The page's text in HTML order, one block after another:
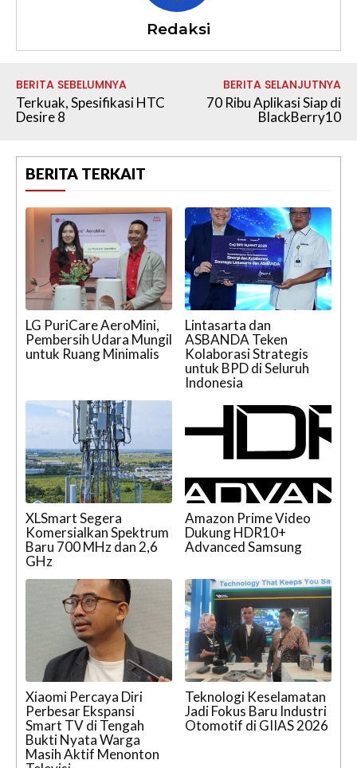
Redaksi
BERITA SEBELUMNYA
Terkuak, Spesifikasi HTC
Desire 8
BERITA SELANJUTNYA
70 Ribu Aplikasi Siap di
BlackBerry10
BERITA TERKAIT
LG PuriCare AeroMini,
Pembersih Udara Mungil
untuk Ruang Minimalis
Lintasarta dan
ASBANDA Teken
Kolaborasi Strategis
untuk BPD di Seluruh
Indonesia
XLSmart Segera
Komersialkan Spektrum
Baru 700 MHz dan 2,6
GHz
Amazon Prime Video
Dukung HDR10+
Advanced Samsung
Xiaomi Percaya Diri
Perbesar Ekspansi
Smart TV di Tengah
Bukti Nyata Warga
Masih Aktif Menonton
Teknologi Keselamatan
Jadi Fokus Baru Industri
Otomotif di GIIAS 2026